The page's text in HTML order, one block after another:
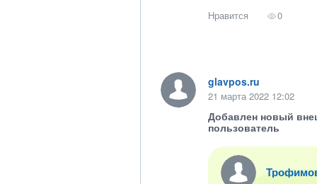
Нравится 0
glavpos.ru
21 марта 2022 12:02
Добавлен новый
пользователь